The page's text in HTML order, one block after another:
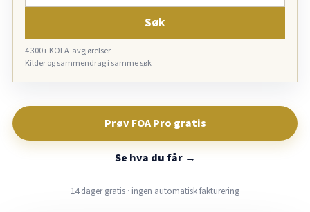
Søk
4 300+ KOFA-avgjørelser
Kilder og sammendrag i samme søk
Prøv FOA Pro gratis
Se hva du får →
14 dager gratis · ingen automatisk fakturering